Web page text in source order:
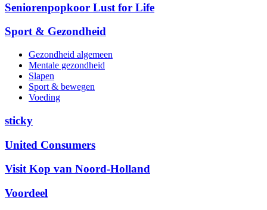
Seniorenpopkoor Lust for Life
Sport & Gezondheid
Gezondheid algemeen
Mentale gezondheid
Slapen
Sport & bewegen
Voeding
sticky
United Consumers
Visit Kop van Noord-Holland
Voordeel